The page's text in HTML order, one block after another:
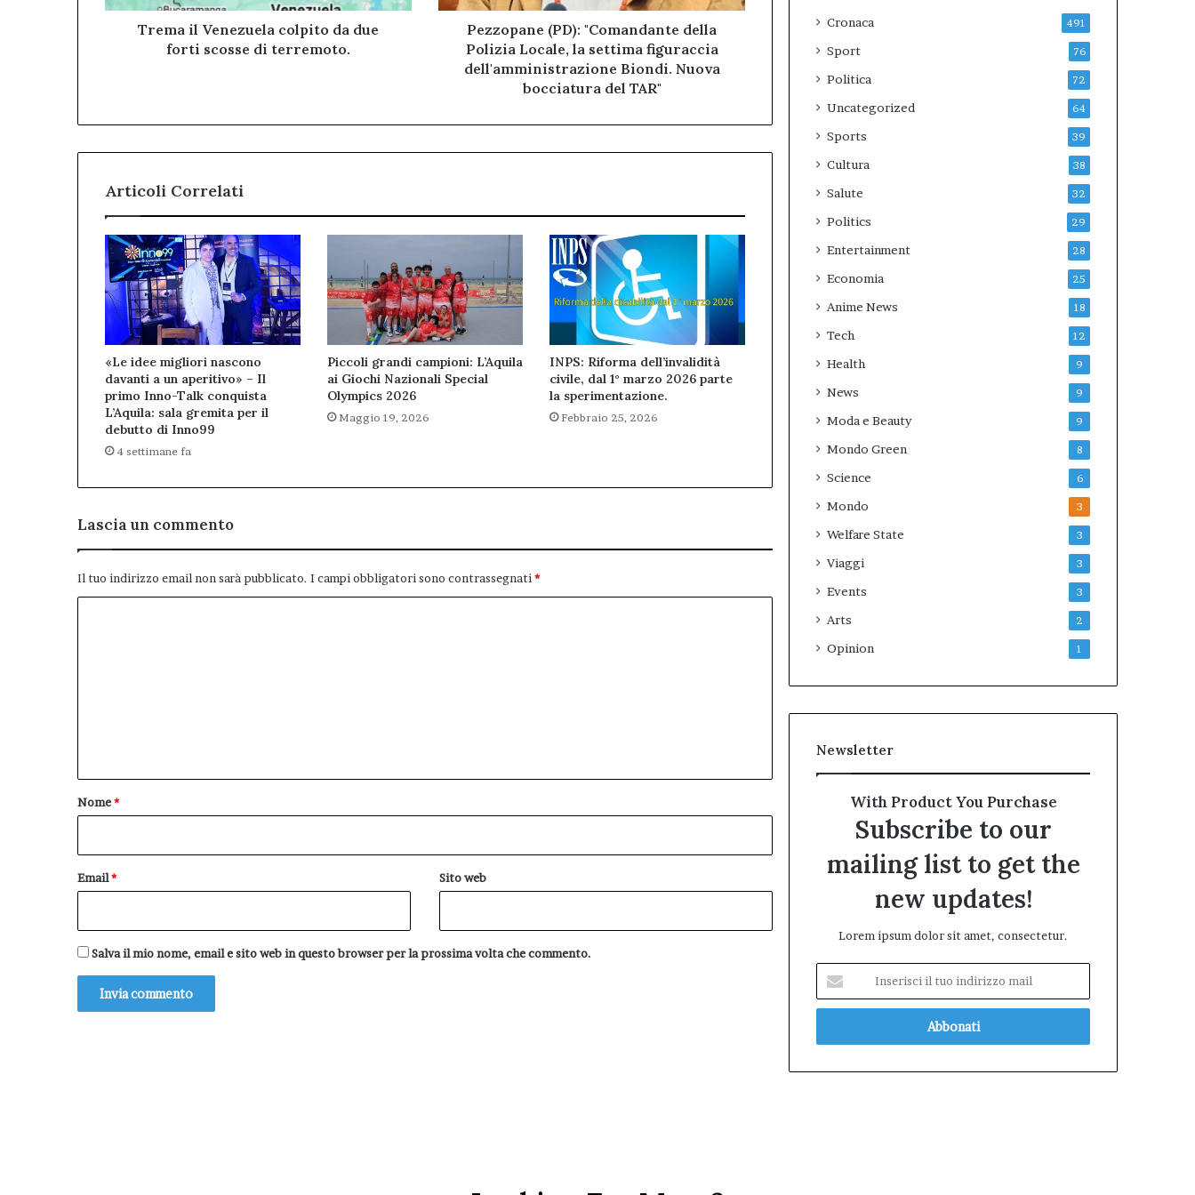
di
terremoto.Trema il Venezuela colpito da due
forti scosse di terremoto.
figuraccia
dell'amministrazione
Biondi.
Nuova
Pezzopane (PD): "Comandante della
Polizia Locale, la settima figuraccia
dell'amministrazione Biondi. Nuova
bocciatura del TAR"
Articoli Correlati
«Le idee migliori nascono
davanti a un aperitivo» – Il
primo Inno-Talk conquista
L’Aquila: sala gremita per il
debutto di Inno99
4 settimane fa
Piccoli grandi campioni: L’Aquila
ai Giochi Nazionali Special
Olympics 2026
Maggio 19, 2026
INPS: Riforma dell’invalidità
civile, dal 1° marzo 2026 parte
la sperimentazione.
Febbraio 25, 2026
Lascia un commento
Il tuo indirizzo email non sarà pubblicato. I campi obbligatori sono contrassegnati *
o
Nome*
Email* Sito web
Salva il mio nome, email e sito web in questo browser per la prossima volta che commento.
Cronaca 491
Sport 76
Politica 72
Uncategorized 64
Sports 39
Cultura 38
Salute 32
Politics 29
Entertainment 28
Economia 25
Anime News 18
Tech 12
Health 9
News 9
Moda e Beauty 9
Mondo Green 8
Science 6
Mondo 3
Welfare State 3
Viaggi 3
Events 3
Arts 2
Opinion 1
Newsletter
With Product You Purchase
Subscribe to our
mailing list to get the
new updates!
Lorem ipsum dolor sit amet, consectetur.
tuo
mail